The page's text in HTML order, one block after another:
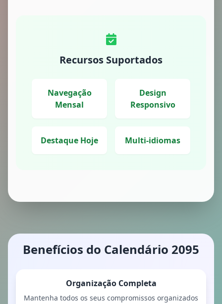
Recursos Suportados
Navegação
Mensal
Design
Responsivo
Destaque Hoje Multi-idiomas
Benefícios do Calendário 2095
Organização Completa
Mantenha todos os seus compromissos organizados